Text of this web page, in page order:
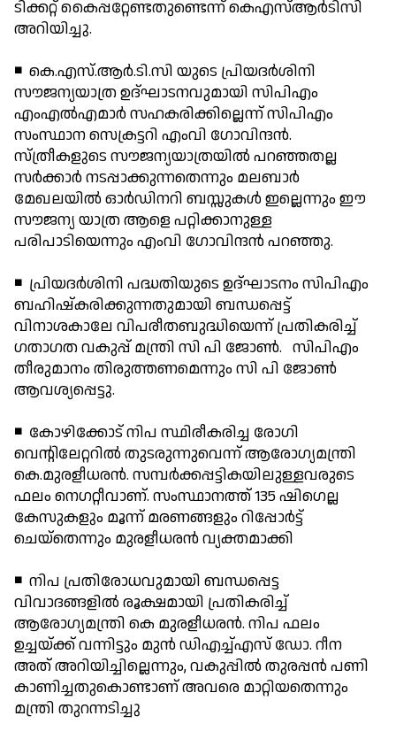
ടിക്കറ്റ് കൈപ്പറ്റേണ്ടതുണ്ടെന്ന് കെഎസ്ആര്‍ടിസി
അറിയിച്ചു.
◾ കെ.എസ്.ആര്‍.ടി.സി യുടെ പ്രിയദര്‍ശിനി
സൗജന്യയാത്ര ഉദ്ഘാടനവുമായി സിപിഎം
എംഎല്‍എമാര്‍ സഹകരിക്കില്ലെന്ന് സിപിഎം
സംസ്ഥാന സെക്രട്ടറി എംവി ഗോവിന്ദന്‍.
സ്ത്രീകളുടെ സൗജന്യയാത്രയില്‍ പറഞ്ഞതല്ല
സര്‍ക്കാര്‍ നടപ്പാക്കുന്നതെന്നും മലബാര്‍
മേഖലയില്‍ ഓര്‍ഡിനറി ബസ്സുകള്‍ ഇല്ലെന്നും ഈ
സൗജന്യ യാത്ര ആളെ പറ്റിക്കാനുള്ള
പരിപാടിയെന്നും എംവി ഗോവിന്ദന്‍ പറഞ്ഞു.
◾ പ്രിയദര്‍ശിനി പദ്ധതിയുടെ ഉദ്ഘാടനം സിപിഎം
ബഹിഷ്‌കരിക്കുന്നതുമായി ബന്ധപ്പെട്ട്
വിനാശകാലേ വിപരീതബുദ്ധിയെന്ന് പ്രതികരിച്ച്
ഗതാഗത വകുപ്പ് മന്ത്രി സി പി ജോണ്‍. സിപിഎം
തീരുമാനം തിരുത്തണമെന്നും സി പി ജോണ്‍
ആവശ്യപ്പെട്ടു.
◾ കോഴിക്കോട് നിപ സ്ഥിരീകരിച്ച രോഗി
വെന്റിലേറ്ററില്‍ തുടരുന്നുവെന്ന് ആരോഗ്യമന്ത്രി
കെ.മുരളീധരന്‍. സമ്പര്‍ക്കപ്പട്ടികയിലുള്ളവരുടെ
ഫലം നെഗറ്റീവാണ്. സംസ്ഥാനത്ത് 135 ഷിഗെല്ല
കേസുകളും മൂന്ന് മരണങ്ങളും റിപ്പോര്‍ട്ട്
ചെയ്തെന്നും മുരളീധരന്‍ വ്യക്തമാക്കി
◾ നിപ പ്രതിരോധവുമായി ബന്ധപ്പെട്ട
വിവാദങ്ങളില്‍ രൂക്ഷമായി പ്രതികരിച്ച്
ആരോഗ്യമന്ത്രി കെ മുരളീധരന്‍. നിപ ഫലം
ഉച്ചയ്ക്ക് വന്നിട്ടും മുന്‍ ഡിഎച്ച്എസ് ഡോ. റീന
അത് അറിയിച്ചില്ലെന്നും, വകുപ്പില്‍ തുരപ്പന്‍ പണി
കാണിച്ചതുകൊണ്ടാണ് അവരെ മാറ്റിയതെന്നും
മന്ത്രി തുറന്നടിച്ചു